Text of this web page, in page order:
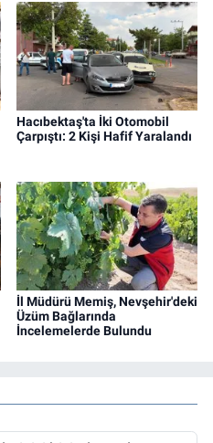
Hacıbektaş'ta İki Otomobil
Çarpıştı: 2 Kişi Hafif Yaralandı
İl Müdürü Memiş, Nevşehir'deki
Üzüm Bağlarında
İncelemelerde Bulundu